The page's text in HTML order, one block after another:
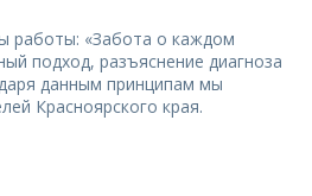
работы: «Забота о каждом
подход, разъяснение диагноза
данным принципам мы
Красноярского края.